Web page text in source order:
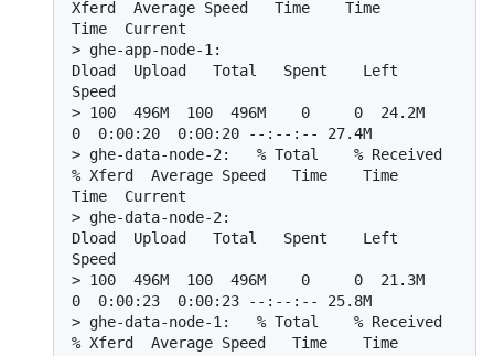
Xferd  Average Speed   Time    Time
Time  Current
> ghe-app-node-1:
Dload  Upload   Total   Spent    Left
Speed
> 100  496M  100  496M    0     0  24.2M
0  0:00:20  0:00:20 --:--:-- 27.4M
> ghe-data-node-2:   % Total    % Received
% Xferd  Average Speed   Time    Time
Time  Current
> ghe-data-node-2:
Dload  Upload   Total   Spent    Left
Speed
> 100  496M  100  496M    0     0  21.3M
0  0:00:23  0:00:23 --:--:-- 25.8M
> ghe-data-node-1:   % Total    % Received
% Xferd  Average Speed   Time    Time